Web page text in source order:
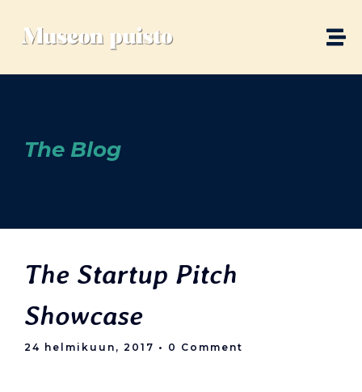
The Blog
The Startup Pitch
Showcase
24 helmikuun, 2017 • 0 Comment